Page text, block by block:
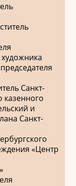
Санкт-
казенного
и
Санкт-
«Центр